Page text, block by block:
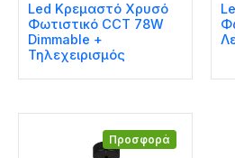
Led Κρεμαστό Χρυσό
Φωτιστικό CCT 78W
Dimmable +
Τηλεχειρισμός
Προσφορά